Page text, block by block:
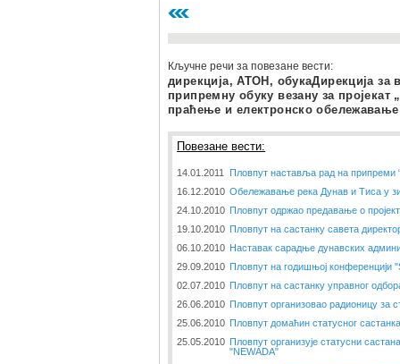
Кључне речи за повезане вести:
дирекција, АТОН, обукаДирекција за
припремну обуку везану за
праћење и електронско
Повезане вести:
14.01.2011
Пловпут наставља рад на припреми
16.12.2010 Обележавање река Дунав и Тиса у
24.10.2010 Пловпут одржао предавање о
19.10.2010 Пловпут на састанку савета
06.10.2010 Наставак сарадње дунавских
29.09.2010 Пловпут на годишњој конференцији
02.07.2010 Пловпут на састанку управног
26.06.2010 Пловпут организовао радионицу за
25.06.2010 Пловпут домаћин статусног састанка
25.05.2010 Пловпут организује статусни
"NEWADA"